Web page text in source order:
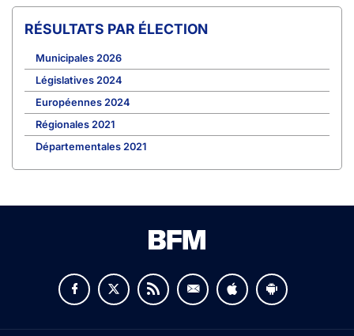
RÉSULTATS PAR ÉLECTION
Municipales 2026
Législatives 2024
Européennes 2024
Régionales 2021
Départementales 2021